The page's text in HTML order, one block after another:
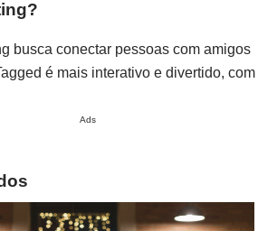
busca conectar pessoas com amigos
é mais interativo e divertido, com
Ads